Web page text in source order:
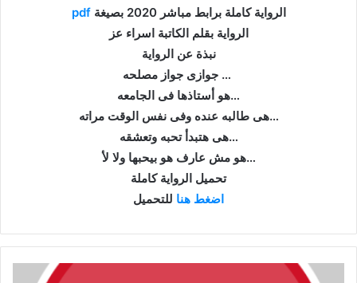
pdf
الرواية كاملة برابط مباشر 2020 بصيغة
الرواية بقلم الكاتبة اسراء عز
نبذة عن الرواية
جوازى جواز مصلحه …
هو أستاذها فى الجامعه…
هى طالبه عنده وفى نفس الوقت مراته…
هى هتبدأ تحبه وتعشقه…
هو مش عارف هو بيحبها ولا لأ…
تحميل الرواية كاملة
اضغط هنا للتحميل